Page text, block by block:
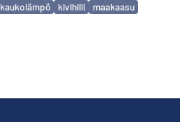
kaukolämpö kivihiili
maakaasu